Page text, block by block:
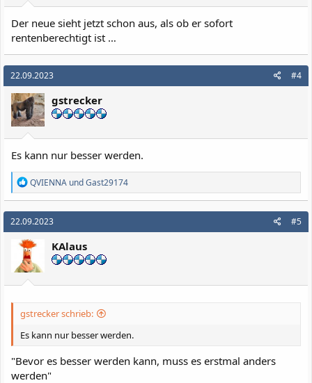
Der neue sieht jetzt schon aus, als ob er sofort
rentenberechtigt ist …
22.09.2023 #4
gstrecker
Es kann nur besser werden.
R
e
a
k
t
i
o
n
e
n
QVIENNA undGast29174
22.09.2023 #5
KAlaus
gstrecker schrieb:
Es kann nur besser werden.
"Bevor es besser werden kann, muss es erstmal anders
werden"